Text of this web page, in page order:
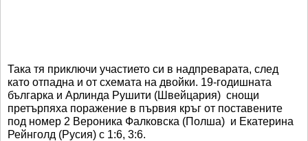
Така тя приключи участието си в надпреварата, след
като отпадна и от схемата на двойки. 19-годишната
българка и Арлинда Рушити (Швейцария) снощи
претърпяха поражение в първия кръг от поставените
под номер 2 Вероника Фалковска (Полша) и Екатерина
Рейнголд (Русия) с 1:6, 3:6.